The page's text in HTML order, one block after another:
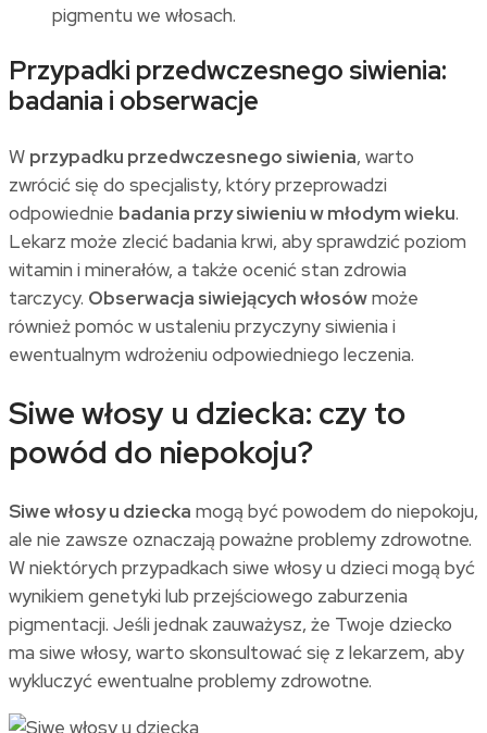
pigmentu we włosach.
Przypadki przedwczesnego siwienia:
badania i obserwacje
W przypadku przedwczesnego siwienia, warto
zwrócić się do specjalisty, który przeprowadzi
odpowiednie badania przy siwieniu w młodym wieku.
Lekarz może zlecić badania krwi, aby sprawdzić poziom
witamin i minerałów, a także ocenić stan zdrowia
tarczycy. Obserwacja siwiejących włosówmoże
również pomóc w ustaleniu przyczyny siwienia i
ewentualnym wdrożeniu odpowiedniego leczenia.
Siwe włosy u dziecka: czy to
powód do niepokoju?
Siwe włosy u dziecka mogą być powodem do niepokoju,
ale nie zawsze oznaczają poważne problemy zdrowotne.
W niektórych przypadkach siwe włosy u dzieci mogą być
wynikiem genetyki lub przejściowego zaburzenia
pigmentacji. Jeśli jednak zauważysz, że Twoje dziecko
ma siwe włosy, warto skonsultować się z lekarzem, aby
wykluczyć ewentualne problemy zdrowotne.